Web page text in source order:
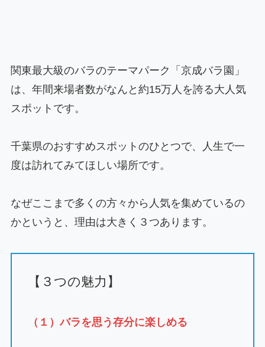
関東最大級のバラのテーマパーク「京成バラ園」
は、年間来場者数がなんと約15万人を誇る大人気
スポットです。
千葉県のおすすめスポットのひとつで、人生で一
度は訪れてみてほしい場所です。
なぜここまで多くの方々から人気を集めているの
かというと、理由は大きく３つあります。
【３つの魅力】
（１）バラを思う存分に楽しめる